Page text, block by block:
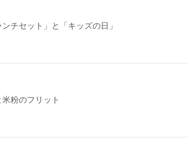
ンチセット」と「キッズの日」
粉のフリット